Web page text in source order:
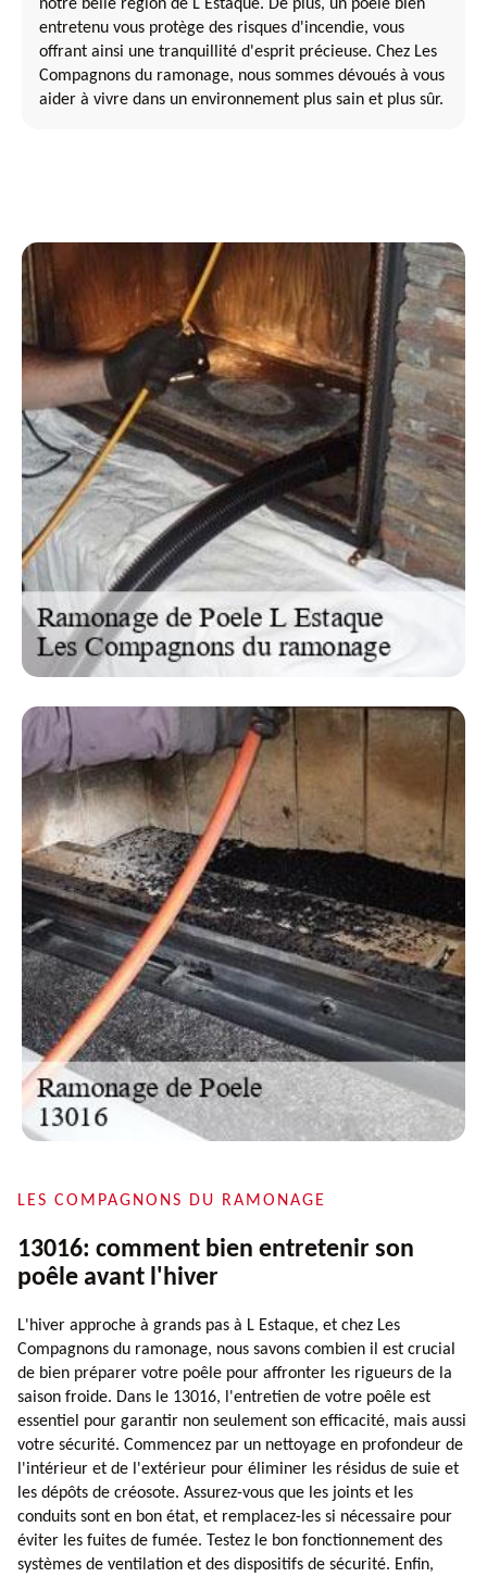
notre belle région de L Estaque. De plus, un poêle bien
entretenu vous protège des risques d'incendie, vous
offrant ainsi une tranquillité d'esprit précieuse. Chez Les
Compagnons du ramonage, nous sommes dévoués à vous
aider à vivre dans un environnement plus sain et plus sûr.
LES COMPAGNONS DU RAMONAGE
13016: comment bien entretenir son
poêle avant l'hiver
L'hiver approche à grands pas à L Estaque, et chez Les
Compagnons du ramonage, nous savons combien il est crucial
de bien préparer votre poêle pour affronter les rigueurs de la
saison froide. Dans le 13016, l'entretien de votre poêle est
essentiel pour garantir non seulement son efficacité, mais aussi
votre sécurité. Commencez par un nettoyage en profondeur de
l'intérieur et de l'extérieur pour éliminer les résidus de suie et
les dépôts de créosote. Assurez-vous que les joints et les
conduits sont en bon état, et remplacez-les si nécessaire pour
éviter les fuites de fumée. Testez le bon fonctionnement des
systèmes de ventilation et des dispositifs de sécurité. Enfin,